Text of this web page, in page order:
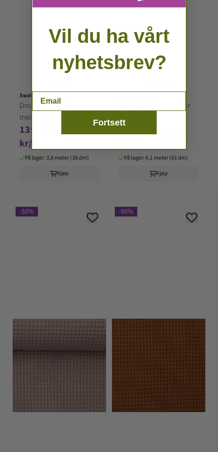
Swafing
Drogon, Mouliné
melange pink 001434
139,50
kr/m
På lager: 3,8 meter (38 dm)
Kjøp
Oslo Vaffeljersey - Oker
000315
144,50
På lager: 6,1 meter (61 dm)
Kjøp
-50% -50%
Vil du ha vårt
nyhetsbrev?
Fortsett